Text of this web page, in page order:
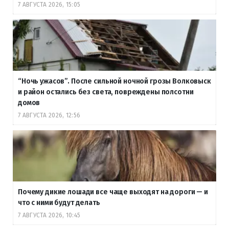
7 АВГУСТА 2026, 15:05
“Ночь ужасов”. После сильной ночной грозы Волковыск
и район остались без света, повреждены полсотни
домов
7 АВГУСТА 2026, 12:56
Почему дикие лошади все чаще выходят на дороги — и
что с ними будут делать
7 АВГУСТА 2026, 10:45